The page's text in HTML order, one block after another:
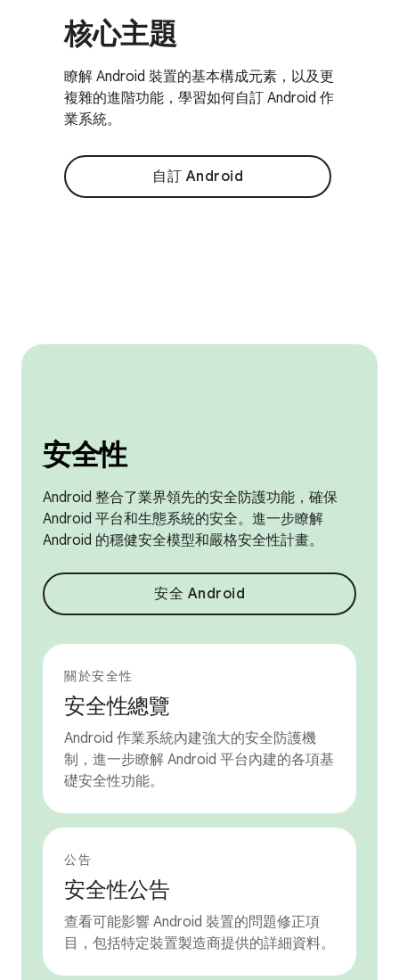
核心主題
瞭解 Android 裝置的基本構成元素，以及更
複雜的進階功能，學習如何自訂 Android 作
業系統。
自訂 Android
安全性
Android 整合了業界領先的安全防護功能，確保
Android 平台和生態系統的安全。進一步瞭解
Android 的穩健安全模型和嚴格安全性計畫。
安全 Android
關於安全性
安全性總覽
Android 作業系統內建強大的安全防護機
制，進一步瞭解 Android 平台內建的各項基
礎安全性功能。
公告
安全性公告
查看可能影響 Android 裝置的問題修正項
目，包括特定裝置製造商提供的詳細資料。